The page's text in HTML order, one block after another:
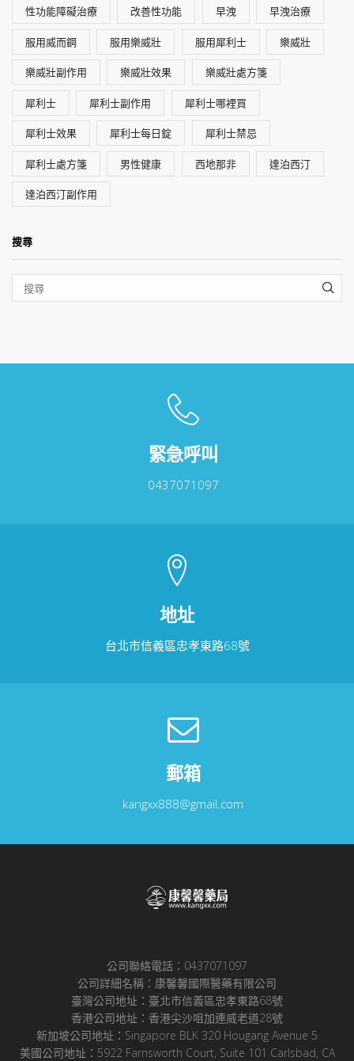
性功能障礙治療 改善性功能 早洩 早洩治療
服用威而鋼 服用樂威壯 服用犀利士 樂威壯
樂威壯副作用 樂威壯效果 樂威壯處方箋
犀利士 犀利士副作用 犀利士哪裡買
犀利士效果 犀利士每日錠 犀利士禁忌
犀利士處方箋 男性健康 西地那非 達泊西汀
達泊西汀副作用
搜尋
緊急呼叫
0437071097
地址
台北市信義區忠孝東路68號
郵箱
kangxx888@gmail.com
公司聯絡電話：0437071097
公司詳細名稱：康馨馨國際醫藥有限公司
臺灣公司地址：臺北市信義區忠孝東路68號
香港公司地址：香港尖沙咀加連威老道28號
新加坡公司地址：Singapore BLK 320 Hougang Avenue 5
美國公司地址：5922 Farnsworth Court, Suite 101 Carlsbad, CA